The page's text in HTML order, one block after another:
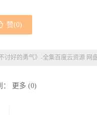
赞(0)
不讨好的勇气》-全集百度云资源 网
更多 (0)